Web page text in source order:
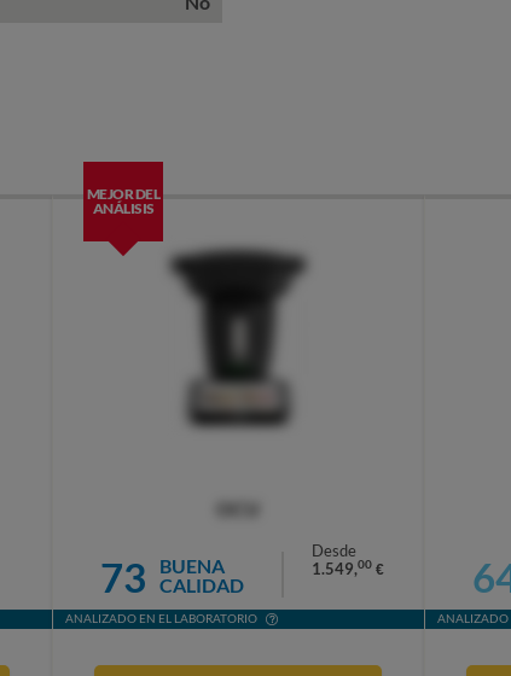
MEJOR DEL
ANÁLISIS
73
BUENA
CALIDAD
Desde
1.549,00 €
ANALIZADO EN EL LABORATORIO ANALIZADO